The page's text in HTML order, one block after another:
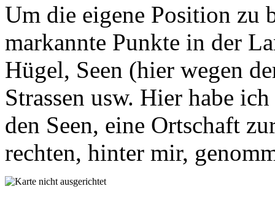
Um die eigene Position zu
markannte Punkte in der
Hügel, Seen (hier wegen
Strassen usw. Hier habe
den Seen, eine Ortschaft
rechten, hinter mir,